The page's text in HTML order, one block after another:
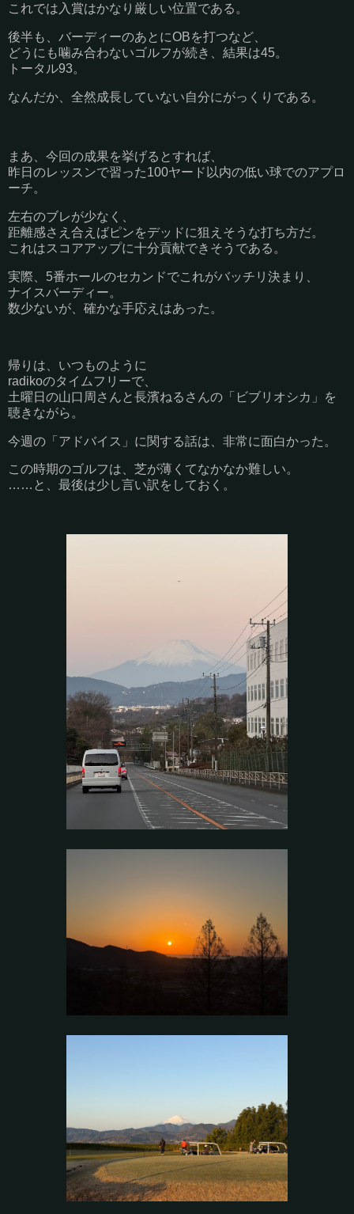
これでは入賞はかなり厳しい位置である。
後半も、バーディーのあとにOBを打つなど、
どうにも噛み合わないゴルフが続き、結果は45。
トータル93。
なんだか、全然成長していない自分にがっくりである。
まあ、今回の成果を挙げるとすれば、
昨日のレッスンで習った100ヤード以内の低い球でのアプロ
ーチ。
左右のブレが少なく、
距離感さえ合えばピンをデッドに狙えそうな打ち方だ。
これはスコアアップに十分貢献できそうである。
実際、5番ホールのセカンドでこれがバッチリ決まり、
ナイスバーディー。
数少ないが、確かな手応えはあった。
帰りは、いつものように
radikoのタイムフリーで、
土曜日の山口周さんと長濱ねるさんの「ビブリオシカ」を
聴きながら。
今週の「アドバイス」に関する話は、非常に面白かった。
この時期のゴルフは、芝が薄くてなかなか難しい。
……と、最後は少し言い訳をしておく。